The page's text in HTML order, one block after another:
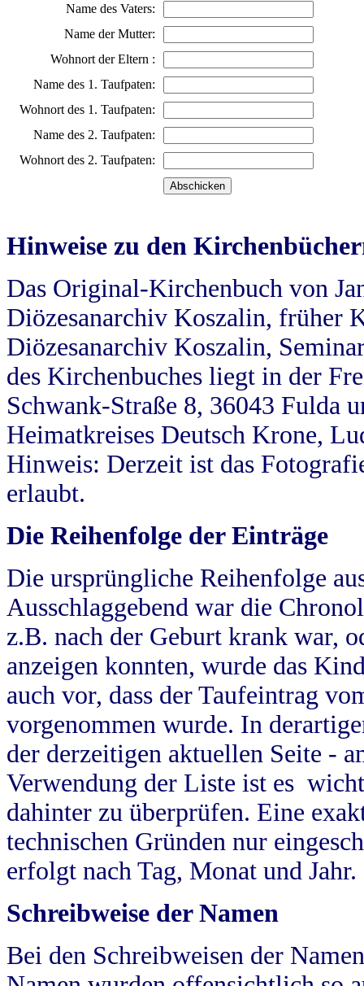
Name des Vaters:
Name der Mutter:
Wohnort der Eltern :
Name des 1. Taufpaten:
Wohnort des 1. Taufpaten:
Name des 2. Taufpaten:
Wohnort des 2. Taufpaten:
Hinweise zu den
Das Original-Kirchenbuch von
Diözesanarchiv Koszalin, früher
Diözesanarchiv Koszalin,
des Kirchenbuches liegt in der
Schwank-Straße 8, 36043 Fulda
Heimatkreises Deutsch Krone,
Hinweis: Derzeit ist das
erlaubt.
Die Reihenfolge der Einträge
Die ursprüngliche Reihenfolge
Ausschlaggebend war die
z.B. nach der Geburt krank war,
anzeigen konnten, wurde das
auch vor, dass der Taufeintrag
vorgenommen wurde. In
der derzeitigen aktuellen Seite -
Verwendung der Liste ist es
dahinter zu überprüfen. Eine
technischen Gründen nur
erfolgt nach Tag, Monat und Jahr.
Schreibweise der Namen
Bei den Schreibweisen der